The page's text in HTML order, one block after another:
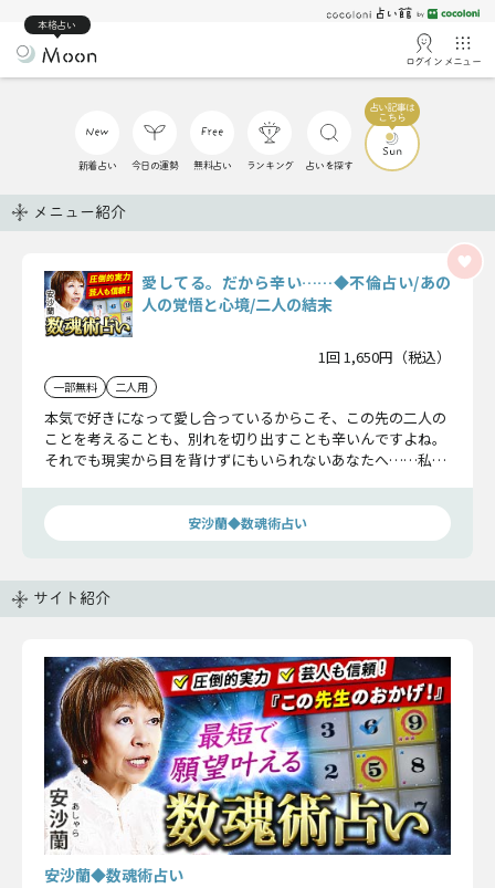
本格占い
ログイン メニュー
新着占い 今日の運勢 無料占い ランキング 占いを探す
メニュー紹介
愛してる。だから辛い……◆不倫占い/あの
人の覚悟と心境/二人の結末
1回 1,650円（税込）
一部無料 二人用
本気で好きになって愛し合っているからこそ、この先の二人の
ことを考えることも、別れを切り出すことも辛いんですよね。
それでも現実から目を背けずにもいられないあなたへ……私か
安沙蘭◆数魂術占い
サイト紹介
安沙蘭◆数魂術占い